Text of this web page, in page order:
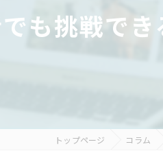
動画編集
も挑戦で
トップページ コラム